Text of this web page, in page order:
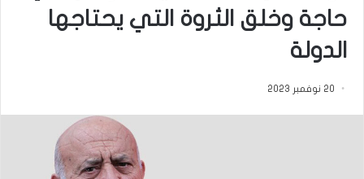
حاجة وخلق الثروة التي يحتاجها
الدولة
20 نوفمبر 2023